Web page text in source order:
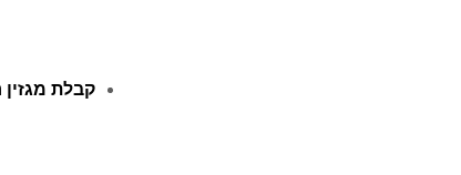
קבלת מגזין